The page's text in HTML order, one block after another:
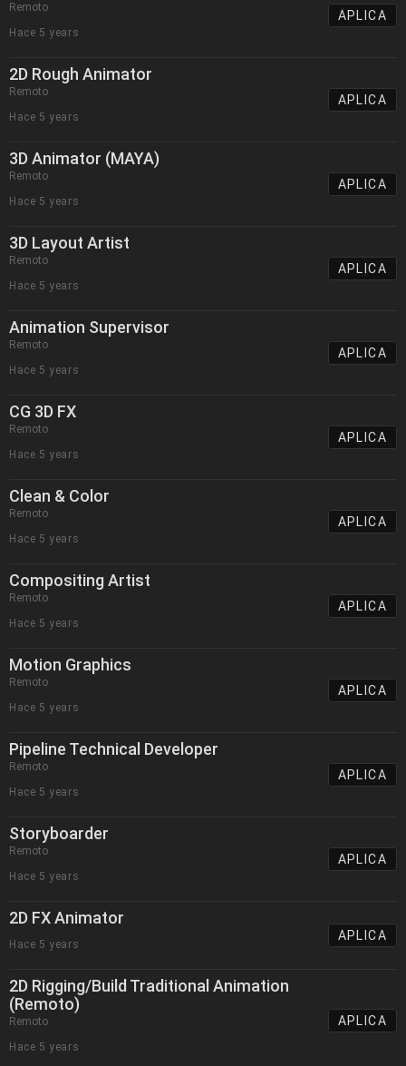
Remoto
Hace 5 years
APLICA
2D Rough Animator
Remoto
Hace 5 years
APLICA
3D Animator (MAYA)
Remoto
Hace 5 years
APLICA
3D Layout Artist
Remoto
Hace 5 years
APLICA
Animation Supervisor
Remoto
Hace 5 years
APLICA
CG 3D FX
Remoto
Hace 5 years
APLICA
Clean & Color
Remoto
Hace 5 years
APLICA
Compositing Artist
Remoto
Hace 5 years
APLICA
Motion Graphics
Remoto
Hace 5 years
APLICA
Pipeline Technical Developer
Remoto
Hace 5 years
APLICA
Storyboarder
Remoto
Hace 5 years
APLICA
2D FX Animator
Hace 5 years
APLICA
2D Rigging/Build Traditional Animation
(Remoto)
Remoto
Hace 5 years
APLICA